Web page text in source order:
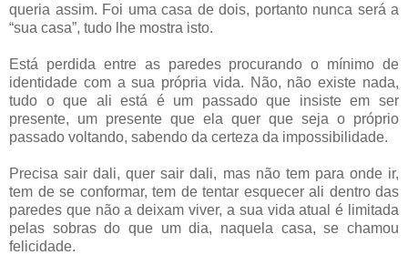
queria assim. Foi uma casa de dois, portanto nunca será a
“sua casa”, tudo lhe mostra isto.
Está perdida entre as paredes procurando o mínimo de
identidade com a sua própria vida. Não, não existe nada,
tudo o que ali está é um passado que insiste em ser
presente, um presente que ela quer que seja o próprio
passado voltando, sabendo da certeza da impossibilidade.
Precisa sair dali, quer sair dali, mas não tem para onde ir,
tem de se conformar, tem de tentar esquecer ali dentro das
paredes que não a deixam viver, a sua vida atual é limitada
pelas sobras do que um dia, naquela casa, se chamou
felicidade.